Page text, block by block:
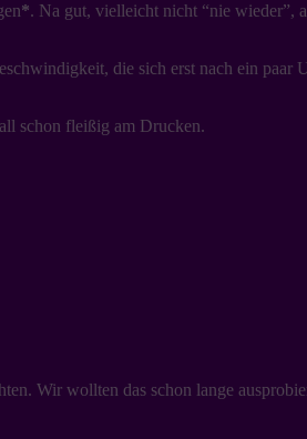
*. Na gut, vielleicht nicht “nie wieder”,
die sich erst nach ein paar
schon fleißig am Drucken.
Wir wollten das schon lange